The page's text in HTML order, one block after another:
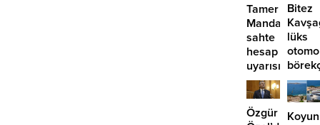
Tamer
sahte
hesap
uyarısı
Bitez
lüks
girdi:
2
Özgür